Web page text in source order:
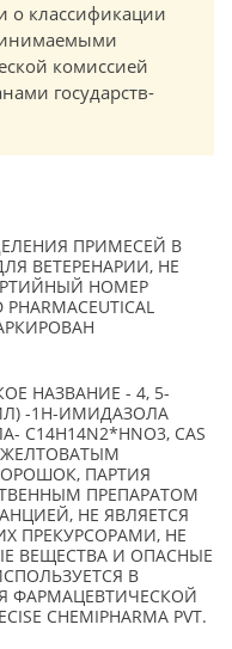
о классификации
комиссией
государств-
ПРИМЕСЕЙ В
ВЕТЕРЕНАРИИ, НЕ
НОМЕР
НАЗВАНИЕ - 4, 5-
-1H-ИМИДАЗОЛА
CAS
ЖЕЛТОВАТЫМ
ПАРТИЯ
ПРЕПАРАТОМ
НЕ ЯВЛЯЕТСЯ
ПРЕКУРСОРАМИ, НЕ
ВЕЩЕСТВА И ОПАСНЫЕ
В
ФАРМАЦЕВТИЧЕСКОЙ
CHEMIPHARMA PVT.